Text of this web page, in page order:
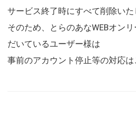
サービス終了時にすべて削除いた
そのため、とらのあなWEBオン
だいているユーザー様は
事前のアカウント停止等の対応は